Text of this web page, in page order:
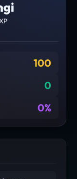
100
0
0%